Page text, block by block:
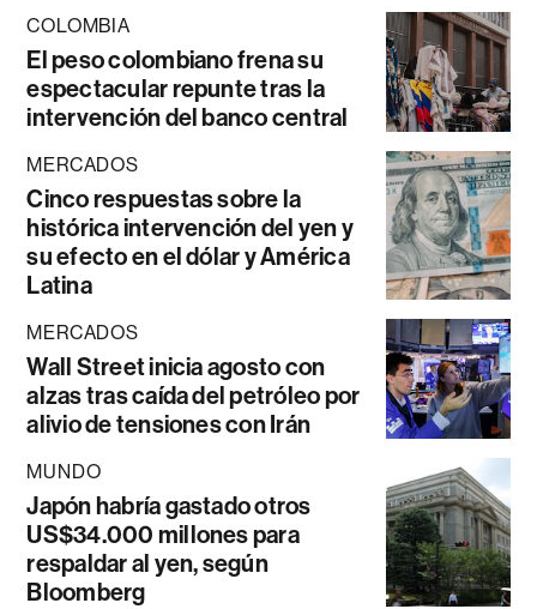
COLOMBIA
El peso colombiano frena su
espectacular repunte tras la
intervención del banco central
MERCADOS
Cinco respuestas sobre la
histórica intervención del yen y
su efecto en el dólar y América
Latina
MERCADOS
Wall Street inicia agosto con
alzas tras caída del petróleo por
alivio de tensiones con Irán
MUNDO
Japón habría gastado otros
US$34.000 millones para
respaldar al yen, según
Bloomberg